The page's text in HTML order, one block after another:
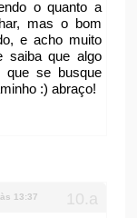
o quanto a
mas o bom
e acho muito
saiba que algo
que se busque
:) abraço!
13:37